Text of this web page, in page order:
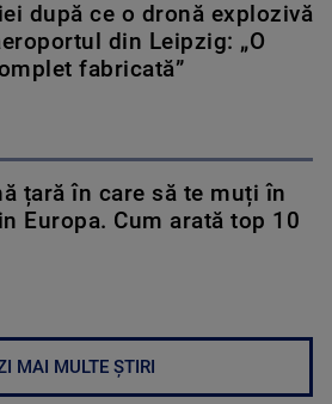
după ce o dronă explozivă
din Leipzig: „O
fabricată”
țară în care să te muți în
Europa. Cum arată top 10
MAI MULTE ȘTIRI